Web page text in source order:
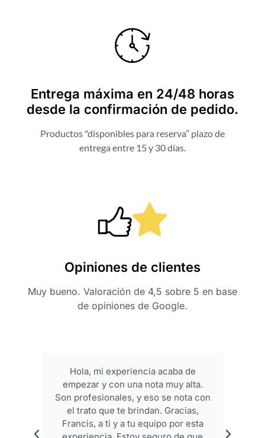
Entrega máxima en 24/48 horas
desde la confirmación de pedido.
Productos "disponibles para reserva” plazo de
entrega entre 15 y 30 días.
Opiniones de clientes
Muy bueno. Valoración de 4,5 sobre 5 en base
de opiniones de Google.
Hola, mi experiencia acaba de
empezar y con una nota muy alta.
Son profesionales, y eso se nota con
el trato que te brindan. Gracias,
Francis, a ti y a tu equipo por esta